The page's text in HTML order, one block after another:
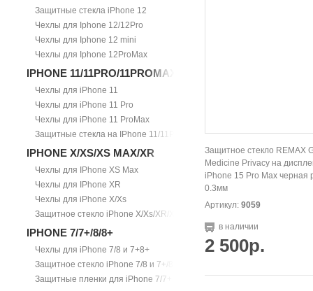
Защитные стекла iPhone 12
Чехлы для Iphone 12/12Pro
Чехлы для Iphone 12 mini
Чехлы для Iphone 12ProMax
IPHONE 11/11PRO/11PROMAX
Чехлы для iPhone 11
Чехлы для iPhone 11 Pro
Чехлы для iPhone 11 ProMax
Защитные стекла на IPhone 11/11Pro/11ProMax
IPHONE X/XS/XS MAX/XR
Чехлы для IPhone XS Max
Чехлы для IPhone XR
Чехлы для iPhone X/Xs
Защитное стекло iPhone X/Xs/XR/Xs Max
IPHONE 7/7+/8/8+
Чехлы для iPhone 7/8 и 7+8+
Защитное стекло iPhone 7/8 и 7+/8+
Защитные пленки для iPhone 7/7+
Защитное стекло REMAX
Medicine Privacy на
iPhone 15 Pro Max черная
0.3мм
Артикул: 9059
в наличии
2 500р.